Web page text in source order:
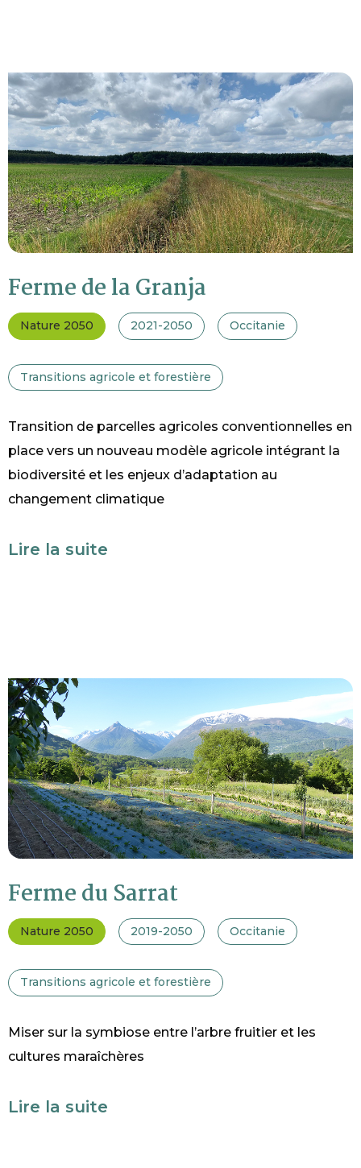
Ferme de la Granja
Nature 2050 2021-2050 Occitanie
Transitions agricole et forestière
Transition de parcelles agricoles conventionnelles en
place vers un nouveau modèle agricole intégrant la
biodiversité et les enjeux d’adaptation au
changement climatique
Lire la suite
Ferme du Sarrat
Nature 2050 2019-2050 Occitanie
Transitions agricole et forestière
Miser sur la symbiose entre l’arbre fruitier et les
cultures maraîchères
Lire la suite